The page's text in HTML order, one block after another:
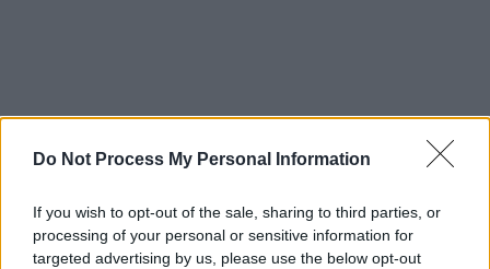
Do Not Process My Personal Information
If you wish to opt-out of the sale, sharing to third parties, or
processing of your personal or sensitive information for
targeted advertising by us, please use the below opt-out
Alle Sender